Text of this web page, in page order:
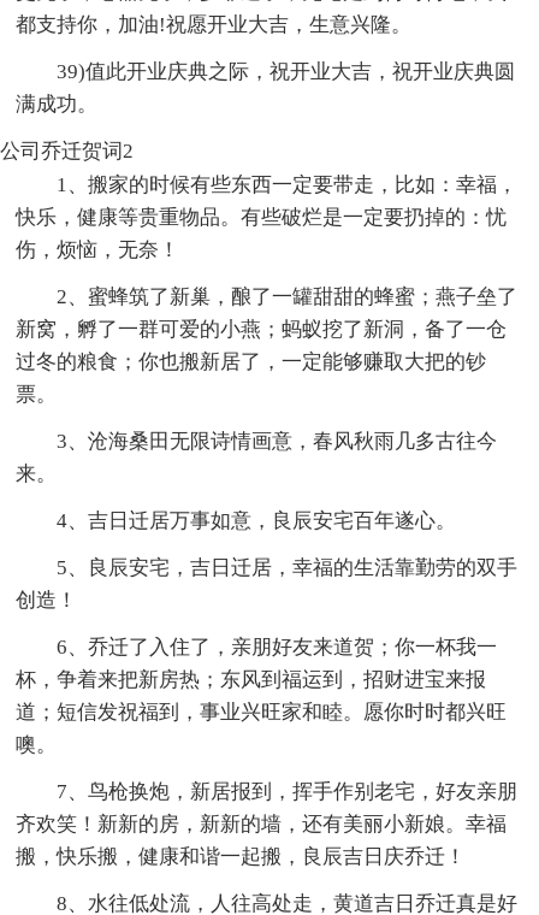
都支持你，加油!祝愿开业大吉，生意兴隆。
39)值此开业庆典之际，祝开业大吉，祝开业庆典圆
满成功。
公司乔迁贺词2
1、搬家的时候有些东西一定要带走，比如：幸福，
快乐，健康等贵重物品。有些破烂是一定要扔掉的：忧
伤，烦恼，无奈！
2、蜜蜂筑了新巢，酿了一罐甜甜的蜂蜜；燕子垒了
新窝，孵了一群可爱的小燕；蚂蚁挖了新洞，备了一仓
过冬的粮食；你也搬新居了，一定能够赚取大把的钞
票。
3、沧海桑田无限诗情画意，春风秋雨几多古往今
来。
4、吉日迁居万事如意，良辰安宅百年遂心。
5、良辰安宅，吉日迁居，幸福的生活靠勤劳的双手
创造！
6、乔迁了入住了，亲朋好友来道贺；你一杯我一
杯，争着来把新房热；东风到福运到，招财进宝来报
道；短信发祝福到，事业兴旺家和睦。愿你时时都兴旺
噢。
7、鸟枪换炮，新居报到，挥手作别老宅，好友亲朋
齐欢笑！新新的房，新新的墙，还有美丽小新娘。幸福
搬，快乐搬，健康和谐一起搬，良辰吉日庆乔迁！
8、水往低处流，人往高处走，黄道吉日乔迁真是好